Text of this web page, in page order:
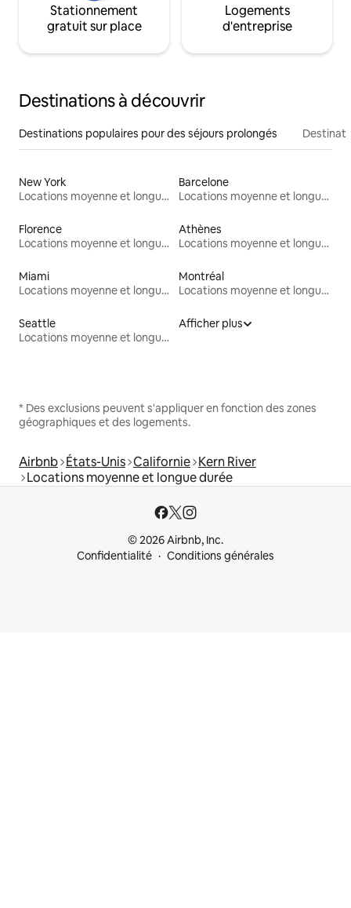
Stationnement
gratuit sur place
Logements
d'entreprise
Destinations à découvrir
Destinations populaires pour des séjours prolongés
New York
Locations moyenne et longue durée
Barcelone
Locations moyenne et longue durée
Florence
Locations moyenne et longue durée
Athènes
Locations moyenne et longue durée
Miami
Locations moyenne et longue durée
Montréal
Locations moyenne et longue durée
Seattle
Locations moyenne et longue durée
Afficher plus
* Des exclusions peuvent s'appliquer en fonction des zones
géographiques et des logements.
Airbnb États-Unis Californie Kern River
Locations moyenne et longue durée
© 2026 Airbnb, Inc.
Confidentialité
Conditions générales